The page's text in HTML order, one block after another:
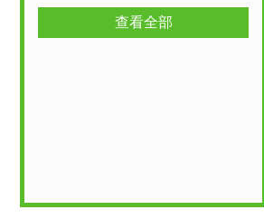
查看全部